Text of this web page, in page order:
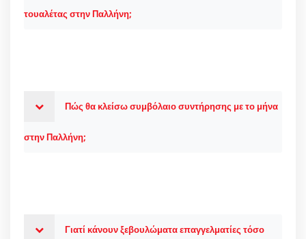
τουαλέτας στην Παλλήνη;
Πώς θα κλείσω συμβόλαιο συντήρησης με το μήνα
στην Παλλήνη;
Γιατί κάνουν ξεβουλώματα επαγγελματίες τόσο